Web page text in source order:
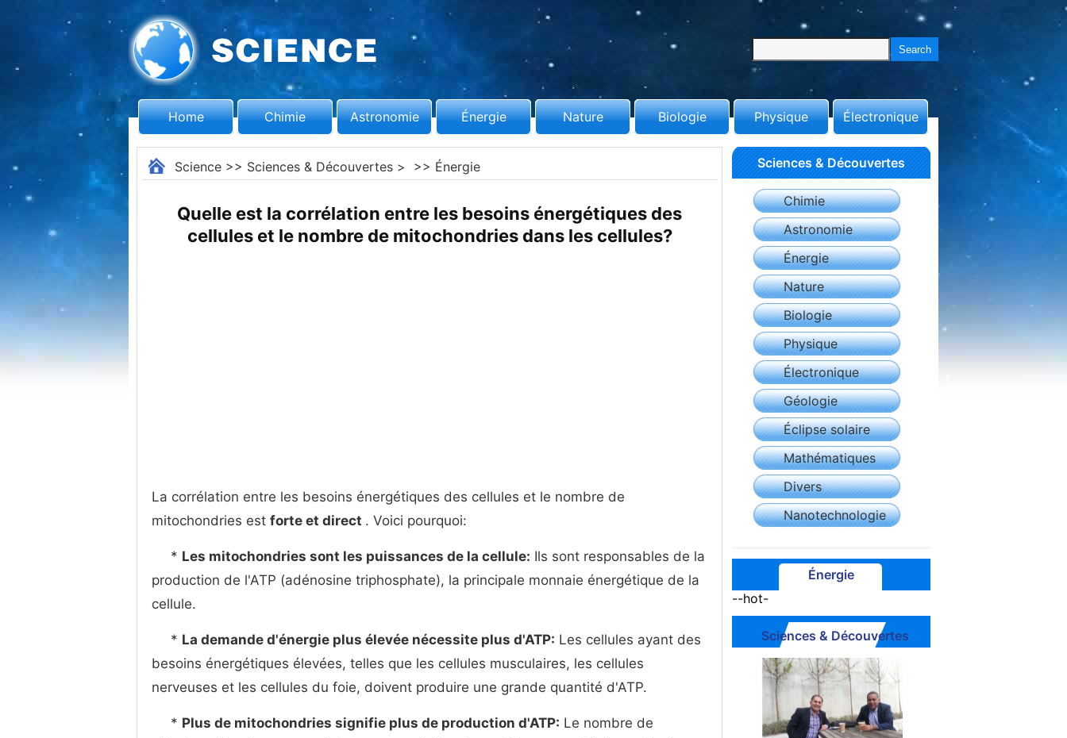
Home Chimie Astronomie Énergie Nature Biologie Physique Électronique
Science>> Sciences & Découvertes> >> Énergie
Quelle est la corrélation entre les besoins énergétiques des
cellules et le nombre de mitochondries dans les cellules?
La corrélation entre les besoins énergétiques des cellules et le nombre de
mitochondries est forte et direct . Voici pourquoi:
* Les mitochondries sont les puissances de la cellule: Ils sont responsables de la
production de l'ATP (adénosine triphosphate), la principale monnaie énergétique de la
cellule.
* La demande d'énergie plus élevée nécessite plus d'ATP: Les cellules ayant des
besoins énergétiques élevées, telles que les cellules musculaires, les cellules
nerveuses et les cellules du foie, doivent produire une grande quantité d'ATP.
* Plus de mitochondries signifie plus de production d'ATP: Le nombre de
Sciences & Découvertes
Chimie
Astronomie
Énergie
Nature
Biologie
Physique
Électronique
Géologie
Éclipse solaire
Mathématiques
Divers
Nanotechnologie
Énergie
--hot-
Sciences & Découvertes